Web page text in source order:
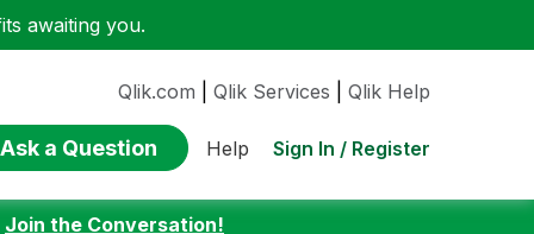
awaiting you.
Qlik.com Qlik Services Qlik Help
Ask a Question Help Sign In / Register
Join the Conversation!